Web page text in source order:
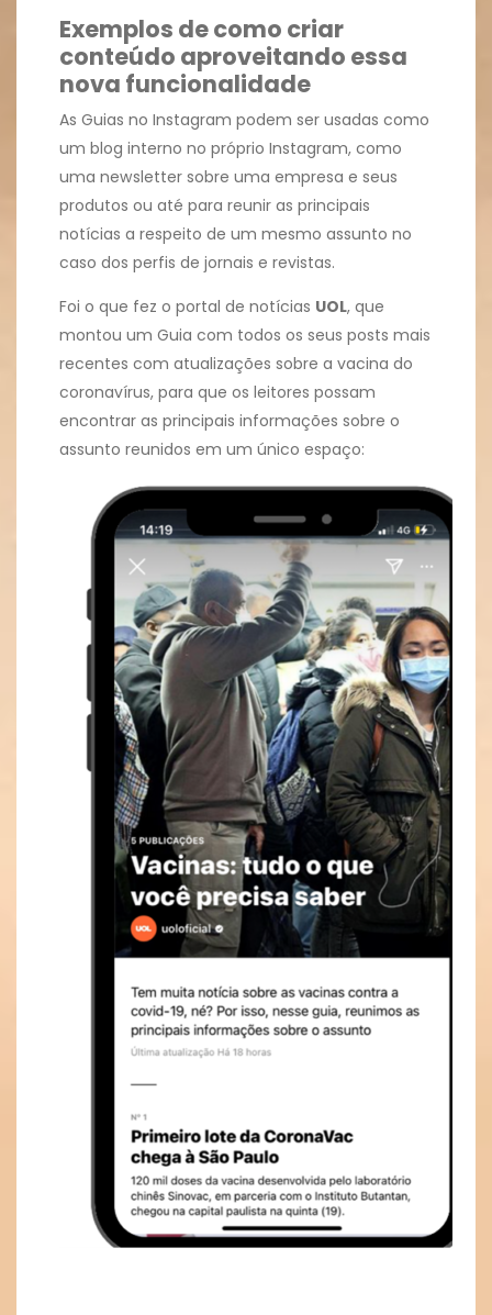
Exemplos de como criar
conteúdo aproveitando essa
nova funcionalidade
As Guias no Instagram podem ser usadas como
um blog interno no próprio Instagram, como
uma newsletter sobre uma empresa e seus
produtos ou até para reunir as principais
notícias a respeito de um mesmo assunto no
caso dos perfis de jornais e revistas.
Foi o que fez o portal de notícias UOL, que
montou um Guia com todos os seus posts mais
recentes com atualizações sobre a vacina do
coronavírus, para que os leitores possam
encontrar as principais informações sobre o
assunto reunidos em um único espaço: